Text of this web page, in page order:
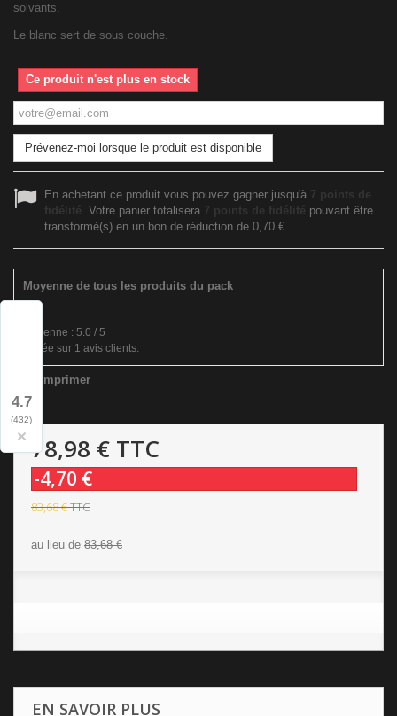
4.7
(432)
×
solvants.
Le blanc sert de sous couche.
Ce produit n'est plus en stock
Prévenez-moi lorsque le produit est disponible
En achetant ce produit vous pouvez gagner jusqu'à 7 points de
fidélité. Votre panier totalisera 7 points de fidélité pouvant être
transformé(s) en un bon de réduction de 0,70 €.
Moyenne de tous les produits du pack
Moyenne : 5.0 / 5
Basée sur 1 avis clients.
Imprimer
78,98 € TTC
-4,70 €
83,68 €TTC
au lieu de 83,68 €
EN SAVOIR PLUS